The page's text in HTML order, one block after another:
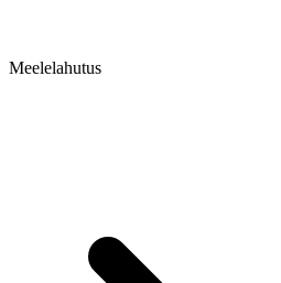
Meelelahutus